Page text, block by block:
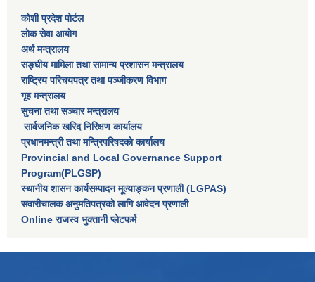
कोशी प्रदेश पोर्टल
लाेक सेवा आयाेग
अर्थ मन्त्रालय
सङ्घीय मामिला तथा सामान्य प्रशासन मन्त्रालय
राष्‍ट्रिय परिचयपत्र तथा पञ्‍जीकरण विभाग
गृह मन्त्रालय
सुचना तथा सञ्चार मन्त्रालय
सार्वजनिक खरिद निरिक्षण कार्यालय
प्रधानमन्त्री तथा मन्त्रिपरिषदकाे कार्यालय
Provincial and Local Governance Support
Program(PLGSP)
स्थानीय शासन कार्यसम्पादन मूल्याङ्कन प्रणाली (LGPAS)
सवारीचालक अनुमतिपत्रको लागि आवेदन प्रणाली
Online राजस्व भुक्तानी प्लेटफर्म